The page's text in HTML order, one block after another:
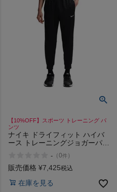
もっと見る
インフィット INFIT
サックス SAXX
オン On
【10%OFF】スポーツ トレーニング パ
ンツ
ナイキ ドライフィット ハイバ
ース トレーニングジョガーパン
Training Jogger Pants
- （0件 ）
販売価格 ¥7,425税込
在庫を見る